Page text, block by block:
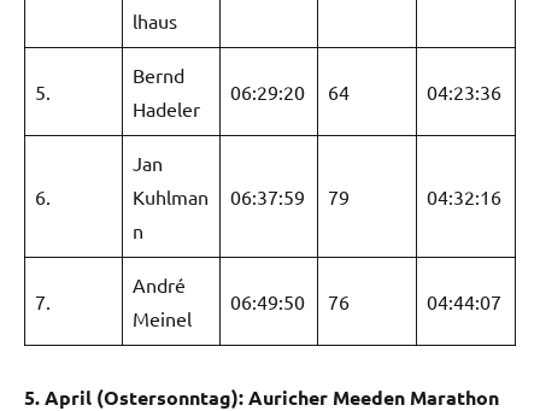
lhaus
5.
Bernd
Hadeler
06:29:20 64 04:23:36
6.
Jan
Kuhlman
n
06:37:59 79 04:32:16
7.
André
Meinel
06:49:50 76 04:44:07
5. April (Ostersonntag): Auricher Meeden Marathon